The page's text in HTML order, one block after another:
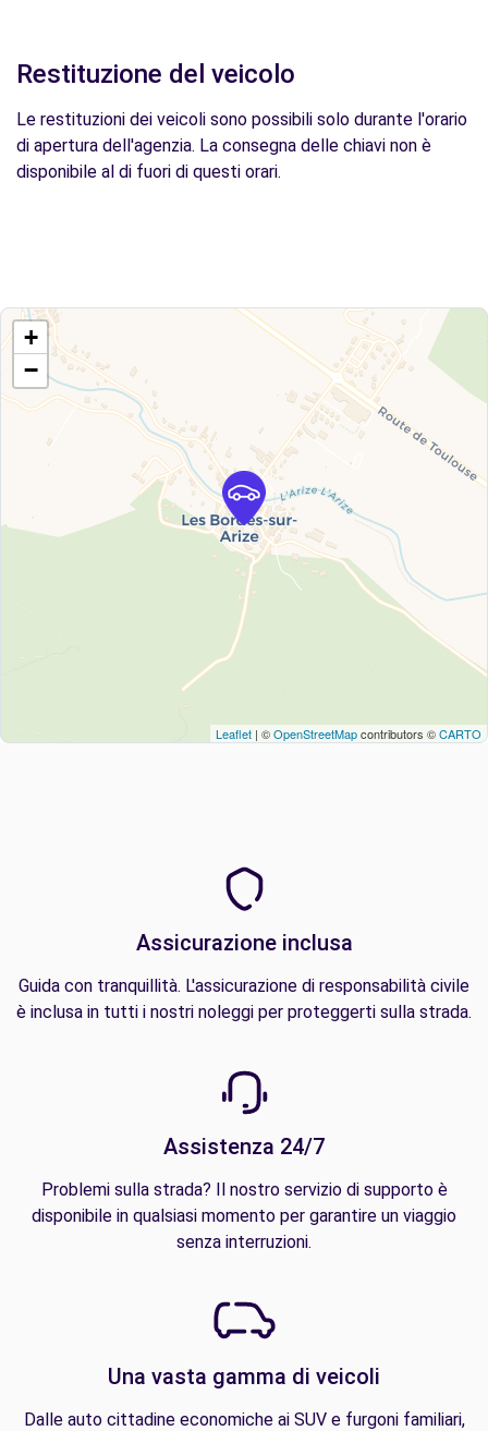
Restituzione del veicolo
Le restituzioni dei veicoli sono possibili solo durante l'orario
di apertura dell'agenzia. La consegna delle chiavi non è
disponibile al di fuori di questi orari.
+
−
Leaflet | ©OpenStreetMapcontributors ©CARTO
Assicurazione inclusa
Guida con tranquillità. L'assicurazione di responsabilità civile
è inclusa in tutti i nostri noleggi per proteggerti sulla strada.
Assistenza 24/7
Problemi sulla strada? Il nostro servizio di supporto è
disponibile in qualsiasi momento per garantire un viaggio
senza interruzioni.
Una vasta gamma di veicoli
Dalle auto cittadine economiche ai SUV e furgoni familiari,